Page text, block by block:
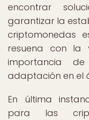
encontrar
garantizar la
criptomonedas
resuena con la
importancia
adaptación en el
En última
para las